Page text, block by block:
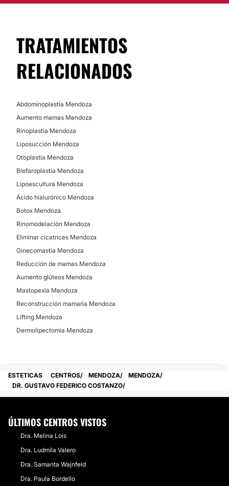
TRATAMIENTOS
RELACIONADOS
Abdominoplastía Mendoza
Aumento mamas Mendoza
Rinoplastia Mendoza
Liposucción Mendoza
Otoplastia Mendoza
Blefaroplastia Mendoza
Lipoescultura Mendoza
Ácido hialurónico Mendoza
Botox Mendoza
Rinomodelación Mendoza
Eliminar cicatrices Mendoza
Ginecomastia Mendoza
Reducción de mamas Mendoza
Aumento glúteos Mendoza
Mastopexia Mendoza
Reconstrucción mamaria Mendoza
Lifting Mendoza
Dermolipectomía Mendoza
ESTETICAS CENTROS MENDOZA
MENDOZA
DR. GUSTAVO FEDERICO COSTANZO
ÚLTIMOS CENTROS VISTOS
Dra. Melina Lois
Dra. Ludmila Valero
Dra. Samanta Wajnfeld
Dra. Paula Bordello